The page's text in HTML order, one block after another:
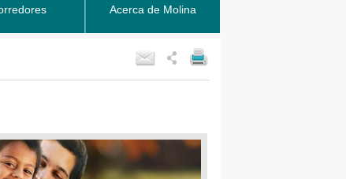
Acerca de Molina